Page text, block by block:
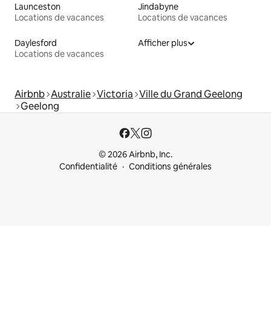
Launceston
Locations de vacances
Jindabyne
Locations de vacances
Daylesford
Locations de vacances
Afficher plus
Airbnb Australie Victoria Ville du Grand Geelong
Geelong
© 2026 Airbnb, Inc.
Confidentialité
Conditions générales